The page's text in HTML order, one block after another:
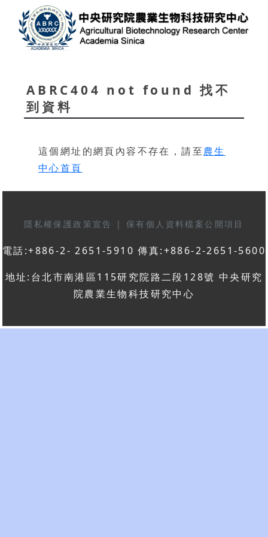
ABRC404 not found 找不
到資料
這個網址的網頁內容不存在，請至農生
中心首頁
隱私權保護政策宣告 | 保有個人資料檔案公開項目
電話:+886-2- 2651-5910 傳真:+886-2-2651-5600
地址:台北市南港區115研究院路二段128號 中央研究
院農業生物科技研究中心